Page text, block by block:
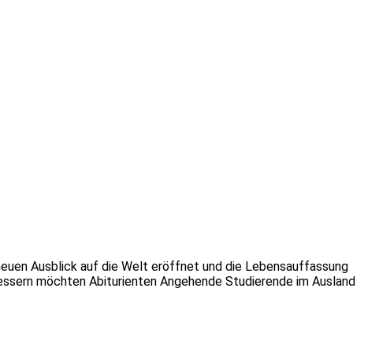
Ausblick auf die Welt eröffnet und die Lebensauffassung
möchten Abiturienten Angehende Studierende im Ausland